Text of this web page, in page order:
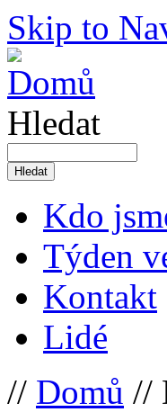
Skip to
Hledat
Kdo
Týden
Kontakt
Lidé
// Domů //